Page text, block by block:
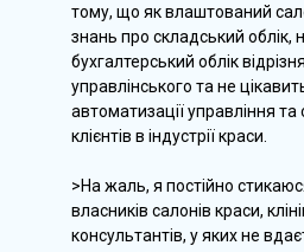
тому, що як влаштований
знань про складський облік,
бухгалтерський облік
управлінського та не
автоматизації управління
клієнтів в індустрії краси.
>На жаль, я постійно
власників салонів краси,
консультантів, у яких не